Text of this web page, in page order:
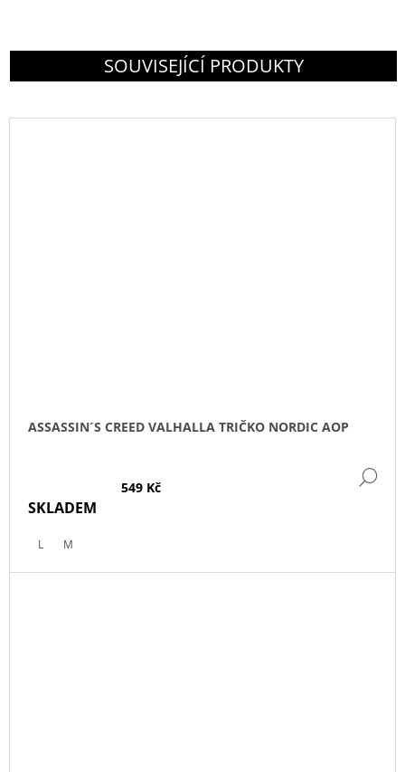
SOUVISEJÍCÍ PRODUKTY
ASSASSIN´S CREED VALHALLA TRIČKO NORDIC AOP
549 Kč
SKLADEM
L M